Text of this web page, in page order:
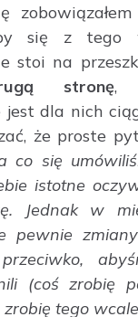
się z tego
stoi na
stronę,
jest dla nich
że proste
co się
istotne
Jednak w
pewnie
(coś zrobię
tego